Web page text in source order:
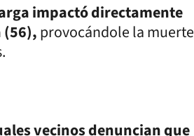
impactó directamente
(56),provocándole la muerte
vecinos denuncian que